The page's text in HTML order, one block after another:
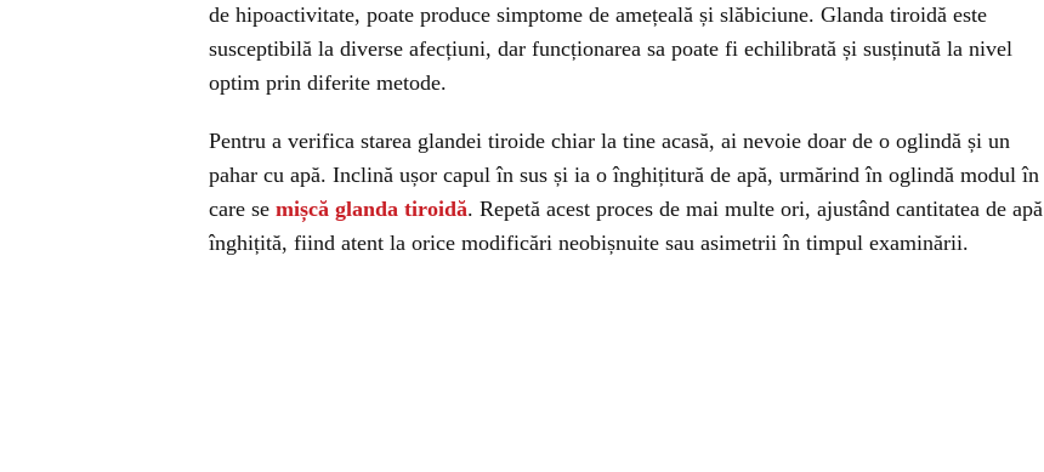
de hipoactivitate, poate produce simptome de amețeală și slăbiciune. Glanda tiroidă este
susceptibilă la diverse afecțiuni, dar funcționarea sa poate fi echilibrată și susținută la nivel
optim prin diferite metode.
Pentru a verifica starea glandei tiroide chiar la tine acasă, ai nevoie doar de o oglindă și un
pahar cu apă. Inclină ușor capul în sus și ia o înghițitură de apă, urmărind în oglindă modul în
care se mișcă glanda tiroidă. Repetă acest proces de mai multe ori, ajustând cantitatea de apă
înghițită, fiind atent la orice modificări neobișnuite sau asimetrii în timpul examinării.